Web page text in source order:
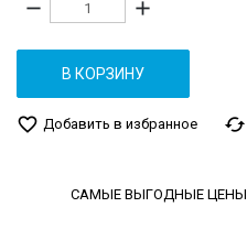
remove add
В КОРЗИНУ
favorite_border Добавить в избранное cached
САМЫЕ ВЫГОДНЫЕ ЦЕНЫ